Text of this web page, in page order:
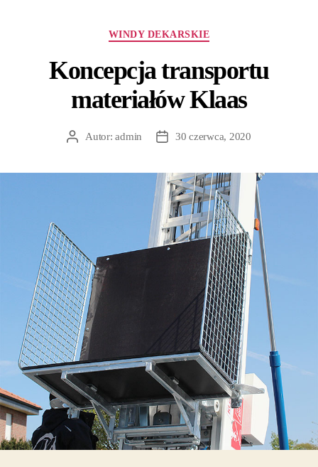
WINDY DEKARSKIE
Koncepcja transportu
materiałów Klaas
Autor:admin 30 czerwca, 2020